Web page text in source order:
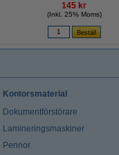
145 kr
(Inkl. 25% Moms)
Kontorsmaterial
Dokumentförstörare
Lamineringsmaskiner
Pennor